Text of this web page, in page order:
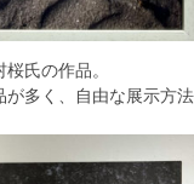
氏の作品。
多く、自由な展示方法